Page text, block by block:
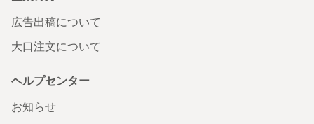
広告出稿について
大口注文について
ヘルプセンター
お知らせ